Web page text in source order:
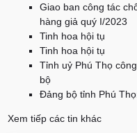
Giao ban công tác
hàng giả quý I/2023
Tinh hoa hội tụ
Tinh hoa hội tụ
Tỉnh uỷ Phú Thọ
bộ
Đảng bộ tỉnh Phú
Xem tiếp các tin khác